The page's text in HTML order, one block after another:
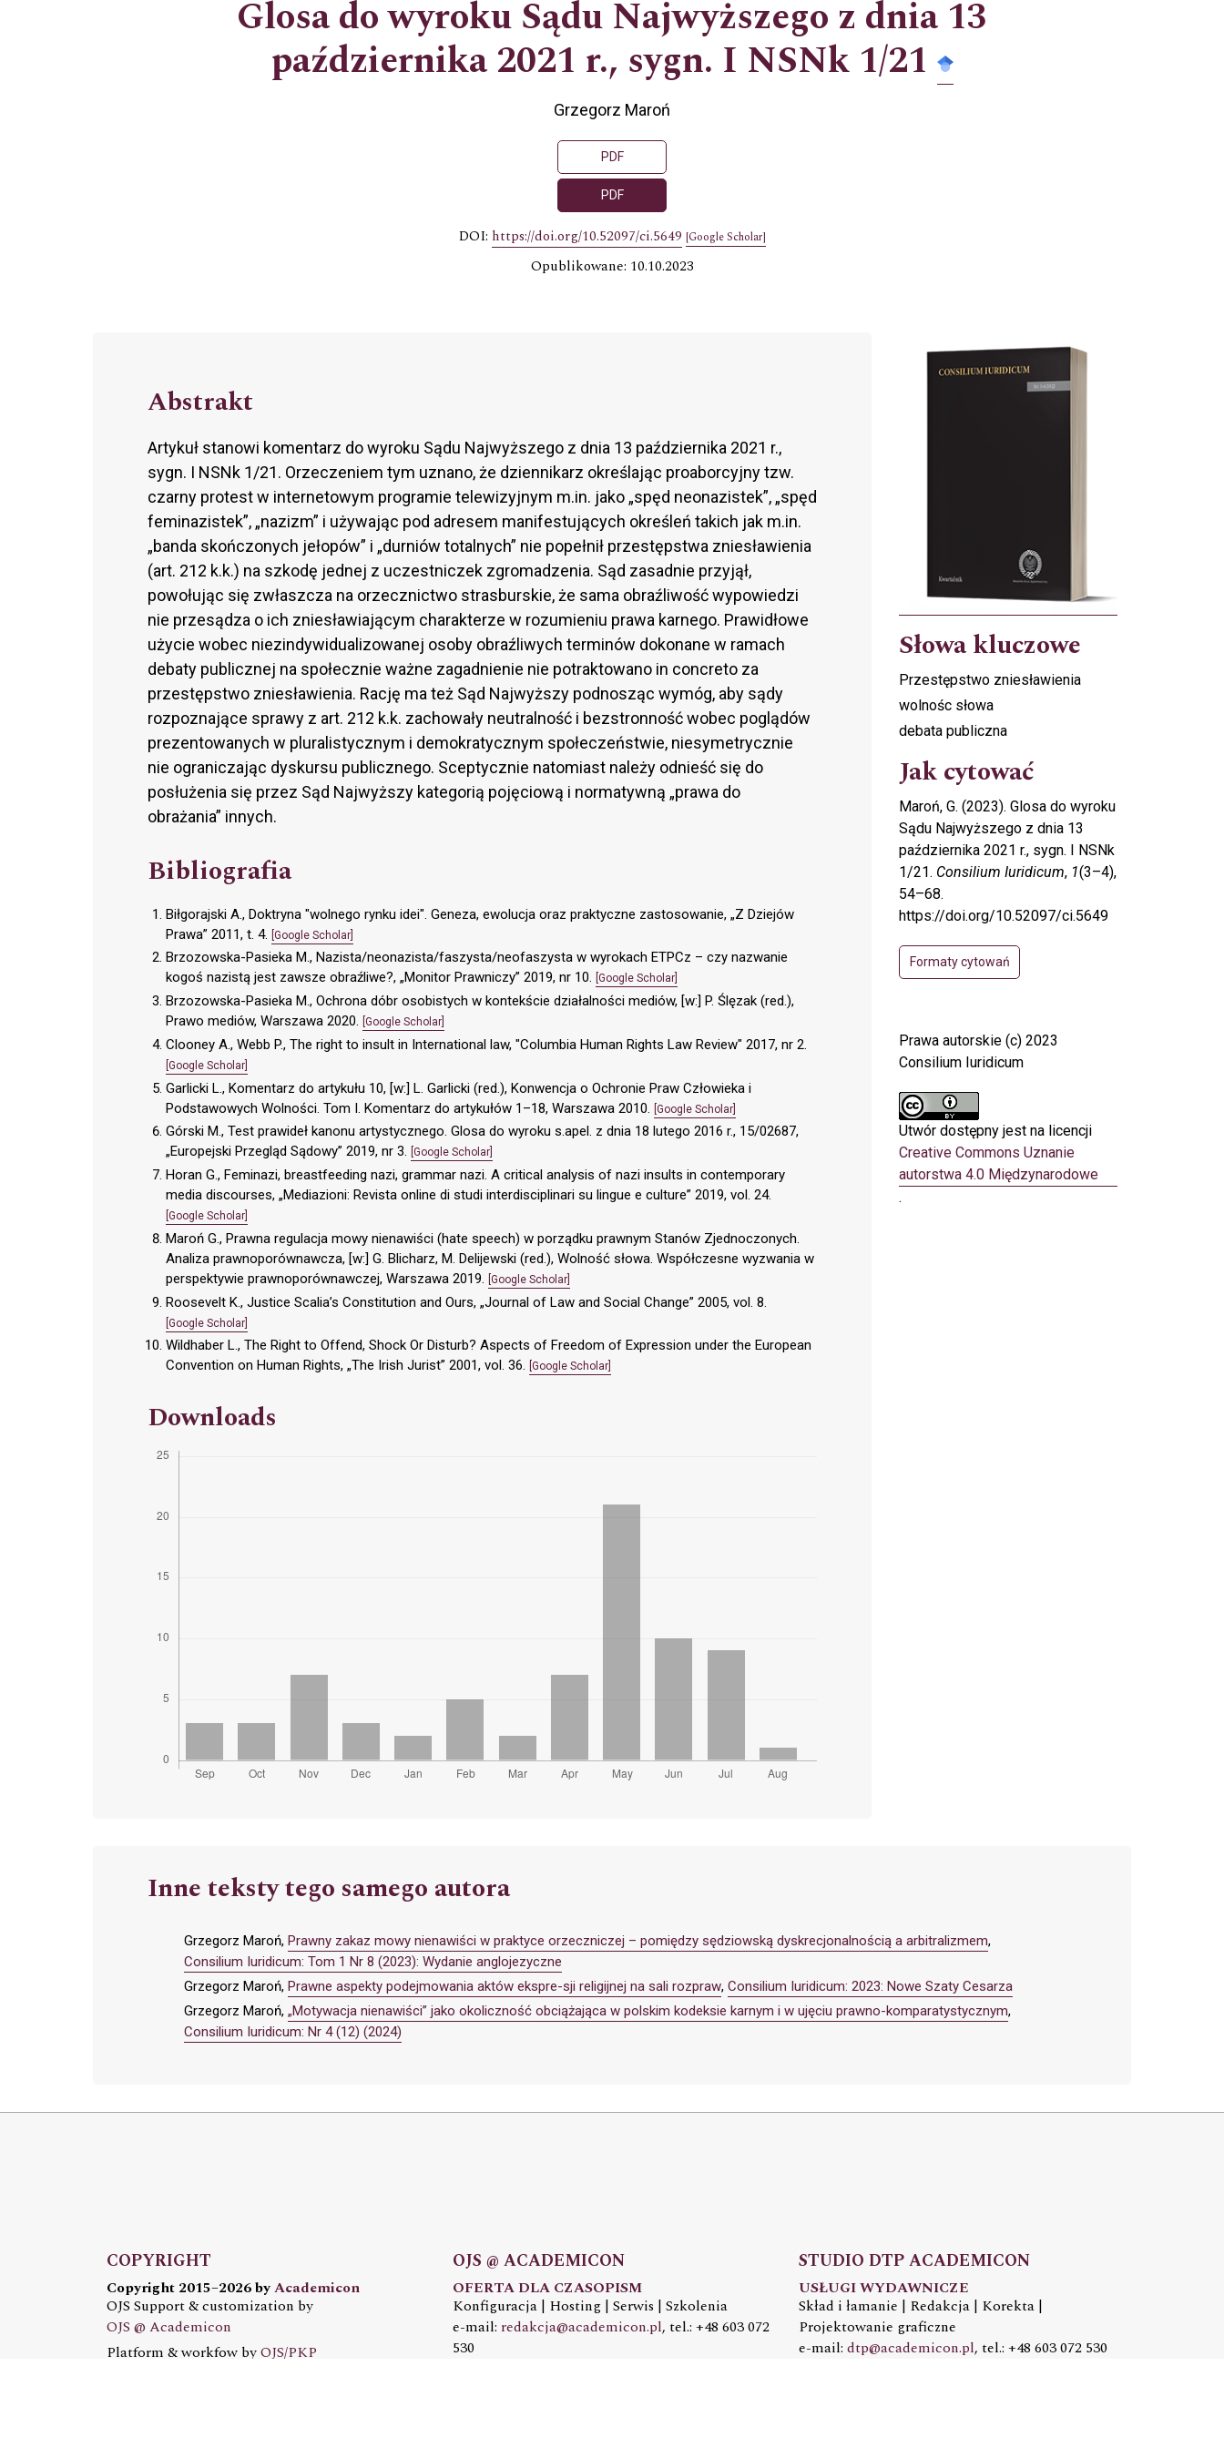
Glosa do wyroku Sądu Najwyższego z dnia 13
października 2021 r., sygn. I NSNk 1/21
Grzegorz Maroń
PDF
PDF
DOI: https://doi.org/10.52097/ci.5649 [Google Scholar]
Opublikowane: 10.10.2023
Abstrakt
Artykuł stanowi komentarz do wyroku Sądu Najwyższego z dnia 13 października 2021 r.,
sygn. I NSNk 1/21. Orzeczeniem tym uznano, że dziennikarz określając proaborcyjny tzw.
czarny protest w internetowym programie telewizyjnym m.in. jako „spęd neonazistek”, „spęd
feminazistek”, „nazizm” i używając pod adresem manifestujących określeń takich jak m.in.
„banda skończonych jełopów” i „durniów totalnych” nie popełnił przestępstwa zniesławienia
(art. 212 k.k.) na szkodę jednej z uczestniczek zgromadzenia. Sąd zasadnie przyjął,
powołując się zwłaszcza na orzecznictwo strasburskie, że sama obraźliwość wypowiedzi
nie przesądza o ich zniesławiającym charakterze w rozumieniu prawa karnego. Prawidłowe
użycie wobec niezindywidualizowanej osoby obraźliwych terminów dokonane w ramach
debaty publicznej na społecznie ważne zagadnienie nie potraktowano in concreto za
przestępstwo zniesławienia. Rację ma też Sąd Najwyższy podnosząc wymóg, aby sądy
rozpoznające sprawy z art. 212 k.k. zachowały neutralność i bezstronność wobec poglądów
prezentowanych w pluralistycznym i demokratycznym społeczeństwie, niesymetrycznie
nie ograniczając dyskursu publicznego. Sceptycznie natomiast należy odnieść się do
posłużenia się przez Sąd Najwyższy kategorią pojęciową i normatywną „prawa do
obrażania” innych.
Bibliografia
Biłgorajski A., Doktryna "wolnego rynku idei". Geneza, ewolucja oraz praktyczne zastosowanie, „Z Dziejów
Prawa” 2011, t. 4. [Google Scholar]
Brzozowska-Pasieka M., Nazista/neonazista/faszysta/neofaszysta w wyrokach ETPCz – czy nazwanie
kogoś nazistą jest zawsze obraźliwe?, „Monitor Prawniczy” 2019, nr 10. [Google Scholar]
Brzozowska-Pasieka M., Ochrona dóbr osobistych w kontekście działalności mediów, [w:] P. Ślęzak (red.),
Prawo mediów, Warszawa 2020. [Google Scholar]
Clooney A., Webb P., The right to insult in International law, "Columbia Human Rights Law Review" 2017, nr 2.
[Google Scholar]
Garlicki L., Komentarz do artykułu 10, [w:] L. Garlicki (red.), Konwencja o Ochronie Praw Człowieka i
Podstawowych Wolności. Tom I. Komentarz do artykułów 1–18, Warszawa 2010. [Google Scholar]
Górski M., Test prawideł kanonu artystycznego. Glosa do wyroku s.apel. z dnia 18 lutego 2016 r., 15/02687,
„Europejski Przegląd Sądowy” 2019, nr 3. [Google Scholar]
Horan G., Feminazi, breastfeeding nazi, grammar nazi. A critical analysis of nazi insults in contemporary
media discourses, „Mediazioni: Revista online di studi interdisciplinari su lingue e culture” 2019, vol. 24.
[Google Scholar]
Maroń G., Prawna regulacja mowy nienawiści (hate speech) w porządku prawnym Stanów Zjednoczonych.
Analiza prawnoporównawcza, [w:] G. Blicharz, M. Delijewski (red.), Wolność słowa. Współczesne wyzwania w
perspektywie prawnoporównawczej, Warszawa 2019. [Google Scholar]
Roosevelt K., Justice Scalia’s Constitution and Ours, „Journal of Law and Social Change” 2005, vol. 8.
[Google Scholar]
Wildhaber L., The Right to Offend, Shock Or Disturb? Aspects of Freedom of Expression under the European
Convention on Human Rights, „The Irish Jurist” 2001, vol. 36. [Google Scholar]
Downloads
Cover image
Słowa kluczowe
Przestępstwo zniesławienia
wolnośc słowa
debata publiczna
Jak cytować
Maroń, G. (2023). Glosa do wyroku
Sądu Najwyższego z dnia 13
października 2021 r., sygn. I NSNk
1/21. Consilium Iuridicum, 1(3–4),
54–68.
https://doi.org/10.52097/ci.5649
Formaty cytowań
Prawa autorskie (c) 2023
Consilium Iuridicum
Utwór dostępny jest na licencji
Creative Commons Uznanie
autorstwa 4.0 Międzynarodowe
.
Inne teksty tego samego autora
Grzegorz Maroń, Prawny zakaz mowy nienawiści w praktyce orzeczniczej – pomiędzy sędziowską dyskrecjonalnością a arbitralizmem,
Consilium Iuridicum: Tom 1 Nr 8 (2023): Wydanie anglojezyczne
Grzegorz Maroń, Prawne aspekty podejmowania aktów ekspre-sji religijnej na sali rozpraw, Consilium Iuridicum: 2023: Nowe Szaty Cesarza
Grzegorz Maroń, „Motywacja nienawiści” jako okoliczność obciążająca w polskim kodeksie karnym i w ujęciu prawno-komparatystycznym,
Consilium Iuridicum: Nr 4 (12) (2024)
COPYRIGHT
Copyright 2015–2026 byAcademicon
OJS Support & customization by
OJS @ Academicon
Platform & workfow byOJS/PKP
OJS @ ACADEMICON
OFERTA DLA CZASOPISM
Konfiguracja | Hosting | Serwis | Szkolenia
e-mail: redakcja@academicon.pl, tel.: +48 603 072
530
STUDIO DTP ACADEMICON
USŁUGI WYDAWNICZE
Skład i łamanie | Redakcja | Korekta |
Projektowanie graficzne
e-mail: dtp@academicon.pl, tel.: +48 603 072 530